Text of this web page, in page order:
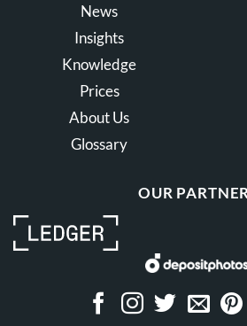
News
Insights
Knowledge
Prices
About Us
Glossary
OUR